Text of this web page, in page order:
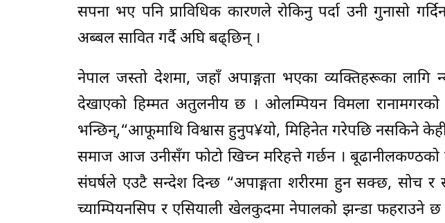
सपना भए पनि प्राविधिक कारणले रोकिनु पर्दा उनी गुनासो
अब्बल सावित गर्दै अघि बढ्छिन् ।
नेपाल जस्तो देशमा, जहाँ अपाङ्गता भएका व्यक्तिहरूका लागि
देखाएको हिम्मत अतुलनीय छ । ओलम्पियन विमला रानामगरको
भन्छिन्,“आफूमाथि विश्वास हुनुप¥यो, मिहिनेत गरेपछि नसकिने
समाज आज उनीसँग फोटो खिच्न मरिहत्ते गर्छन । बूढानीलकण्ठको
संघर्षले एउटै सन्देश दिन्छ “अपाङ्गता शरीरमा हुन सक्छ, सोच र
च्याम्पियनसिप र एसियाली खेलकुदमा नेपालको झन्डा फहराउने